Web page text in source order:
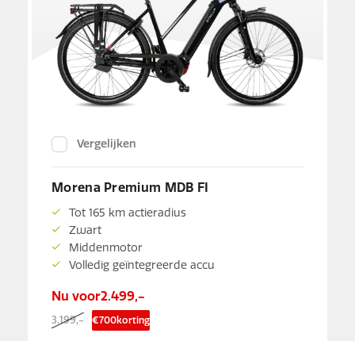
Vergelijken
Morena Premium MDB FI
Tot 165 km actieradius
Zwart
Middenmotor
Volledig geïntegreerde accu
Nu voor2.499,-
3.199,- €700korting